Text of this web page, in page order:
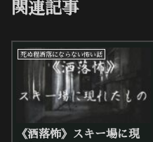
関連記事
死ぬ程洒落にならない怖い話
《洒落怖》スキー場に現